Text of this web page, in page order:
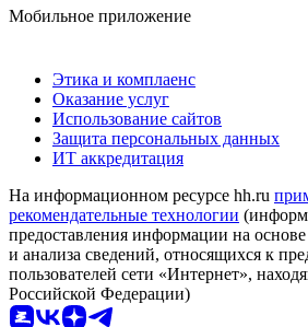
Мобильное приложение
Этика и комплаенс
Оказание услуг
Использование сайтов
Защита персональных данных
ИТ аккредитация
На информационном ресурсе hh.ru
рекомендательные технологии
предоставления информации на основе
и анализа сведений, относящихся к
пользователей сети «Интернет»,
Российской Федерации)